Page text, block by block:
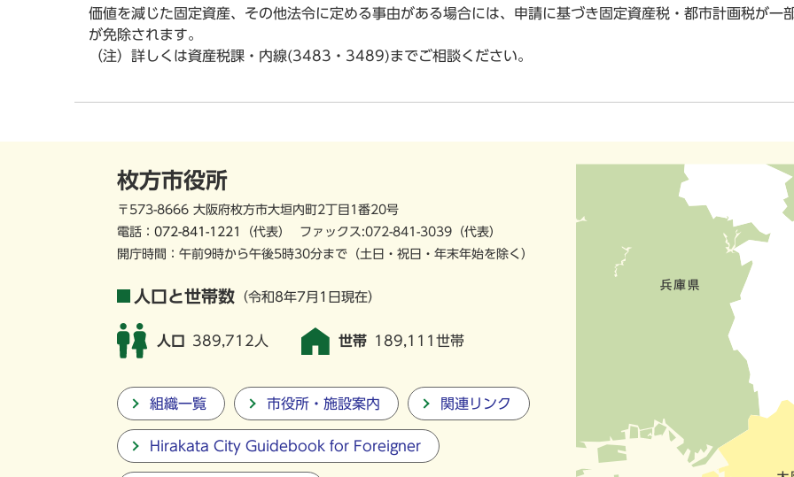
価値を減じた固定資産、その他法令に定める事由がある場合には、申請に基づき固定資産税・都市計画税が一
が免除されます。
（注）詳しくは資産税課・内線(3483・3489)までご相談ください。
枚方市役所
〒573-8666 大阪府枚方市大垣内町2丁目1番20号
電話： 072-841-1221 （代表） ファックス:072-841-3039（代表）
開庁時間：午前9時から午後5時30分まで （土日・祝日・年末年始を除く）
人口と世帯数 （令和8年7月1日現在）
人口 389,712人 世帯 189,111世帯
組織一覧 市役所・施設案内 関連リンク
Hirakata City Guidebook for Foreigner